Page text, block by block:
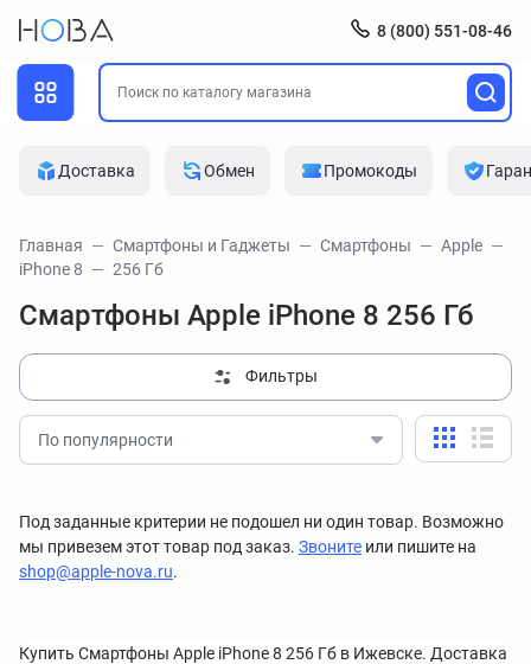
8 (800) 551-08-46
Доставка Обмен Промокоды
Главная Смартфоны и Гаджеты Смартфоны
Apple
iPhone 8
256 Гб
Смартфоны Apple iPhone 8 256 Гб
Фильтры
По популярности
Под заданные критерии не подошел ни один товар. Возможно
мы привезем этот товар под заказ. Звоните или пишите на
shop@apple-nova.ru.
Купить Смартфоны Apple iPhone 8 256 Гб в Ижевске. Доставка